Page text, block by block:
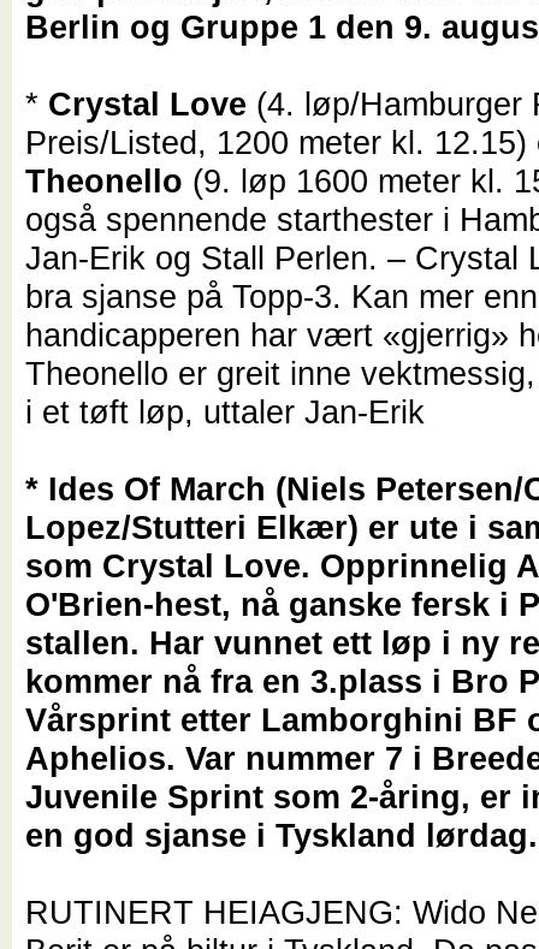
Berlin og Gruppe 1 den 9.
* Crystal Love (4. løp/Hamburger
Preis/Listed, 1200 meter kl. 12.15)
Theonello (9. løp 1600 meter kl.
også spennende starthester i
Jan-Erik og Stall Perlen. – Crystal
bra sjanse på Topp-3. Kan mer
handicapperen har vært «gjerrig»
Theonello er greit inne
i et tøft løp, uttaler Jan-Erik
* Ides Of March (Niels Petersen/
Lopez/Stutteri Elkær) er ute i
som Crystal Love. Opprinnelig
O'Brien-hest, nå ganske fersk i
stallen. Har vunnet ett løp i ny
kommer nå fra en 3.plass i Bro
Vårsprint etter Lamborghini BF
Aphelios. Var nummer 7 i
Juvenile Sprint som 2-åring, er
en god sjanse i Tyskland
RUTINERT HEIAGJENG: Wido